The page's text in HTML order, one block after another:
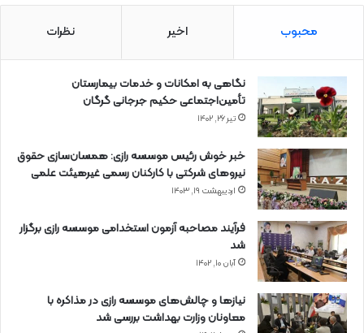
محبوب اخیر نظرات
نگاهی به امکانات و خدمات بیمارستان
تأمین‌اجتماعی حکیم جرجانی گرگان
تیر ۲۶, ۱۴۰۲
خبر خوش رئیس موسسه رازی: همسان‌سازی حقوق
نیروهای شرکتی با کارکنان رسمی غیرهیئت علمی
اردیبهشت ۱۹, ۱۴۰۳
فرآیند مصاحبه آزمون استخدامی موسسه رازی برگزار
شد
آبان ۱۰, ۱۴۰۲
نیازها و چالش‌های موسسه رازی در مذاکره با
معاونان وزارت بهداشت بررسی شد